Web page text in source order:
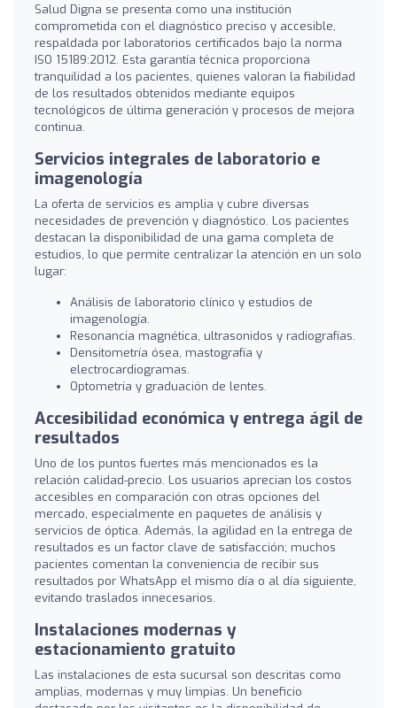
Salud Digna se presenta como una institución
comprometida con el diagnóstico preciso y accesible,
respaldada por laboratorios certificados bajo la norma
ISO 15189:2012. Esta garantía técnica proporciona
tranquilidad a los pacientes, quienes valoran la fiabilidad
de los resultados obtenidos mediante equipos
tecnológicos de última generación y procesos de mejora
continua.
Servicios integrales de laboratorio e
imagenología
La oferta de servicios es amplia y cubre diversas
necesidades de prevención y diagnóstico. Los pacientes
destacan la disponibilidad de una gama completa de
estudios, lo que permite centralizar la atención en un solo
lugar:
Análisis de laboratorio clínico y estudios de
imagenología.
Resonancia magnética, ultrasonidos y radiografías.
Densitometría ósea, mastografía y
electrocardiogramas.
Optometría y graduación de lentes.
Accesibilidad económica y entrega ágil de
resultados
Uno de los puntos fuertes más mencionados es la
relación calidad-precio. Los usuarios aprecian los costos
accesibles en comparación con otras opciones del
mercado, especialmente en paquetes de análisis y
servicios de óptica. Además, la agilidad en la entrega de
resultados es un factor clave de satisfacción; muchos
pacientes comentan la conveniencia de recibir sus
resultados por WhatsApp el mismo día o al día siguiente,
evitando traslados innecesarios.
Instalaciones modernas y
estacionamiento gratuito
Las instalaciones de esta sucursal son descritas como
amplias, modernas y muy limpias. Un beneficio